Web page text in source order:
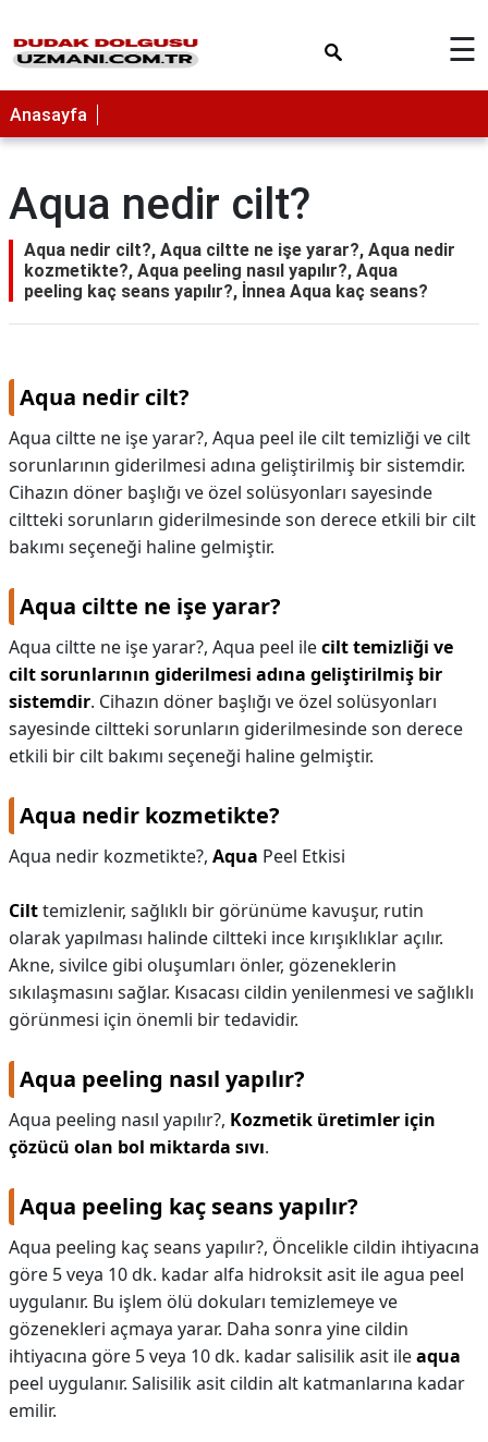
☰
Anasayfa
Aqua nedir cilt?
Aqua nedir cilt?, Aqua ciltte ne işe yarar?, Aqua nedir
kozmetikte?, Aqua peeling nasıl yapılır?, Aqua
peeling kaç seans yapılır?, İnnea Aqua kaç seans?
Aqua nedir cilt?
Aqua ciltte ne işe yarar?, Aqua peel ile cilt temizliği ve cilt
sorunlarının giderilmesi adına geliştirilmiş bir sistemdir.
Cihazın döner başlığı ve özel solüsyonları sayesinde
ciltteki sorunların giderilmesinde son derece etkili bir cilt
bakımı seçeneği haline gelmiştir.
Aqua ciltte ne işe yarar?
Aqua ciltte ne işe yarar?, Aqua peel ilecilt temizliği ve
cilt sorunlarının giderilmesi adına geliştirilmiş bir
sistemdir. Cihazın döner başlığı ve özel solüsyonları
sayesinde ciltteki sorunların giderilmesinde son derece
etkili bir cilt bakımı seçeneği haline gelmiştir.
Aqua nedir kozmetikte?
Aqua nedir kozmetikte?, Aqua Peel Etkisi
Cilttemizlenir, sağlıklı bir görünüme kavuşur, rutin
olarak yapılması halinde ciltteki ince kırışıklıklar açılır.
Akne, sivilce gibi oluşumları önler, gözeneklerin
sıkılaşmasını sağlar. Kısacası cildin yenilenmesi ve sağlıklı
görünmesi için önemli bir tedavidir.
Aqua peeling nasıl yapılır?
Aqua peeling nasıl yapılır?, Kozmetik üretimler için
çözücü olan bol miktarda sıvı.
Aqua peeling kaç seans yapılır?
Aqua peeling kaç seans yapılır?, Öncelikle cildin ihtiyacına
göre 5 veya 10 dk. kadar alfa hidroksit asit ile agua peel
uygulanır. Bu işlem ölü dokuları temizlemeye ve
gözenekleri açmaya yarar. Daha sonra yine cildin
ihtiyacına göre 5 veya 10 dk. kadar salisilik asit ileaqua
peel uygulanır. Salisilik asit cildin alt katmanlarına kadar
emilir.